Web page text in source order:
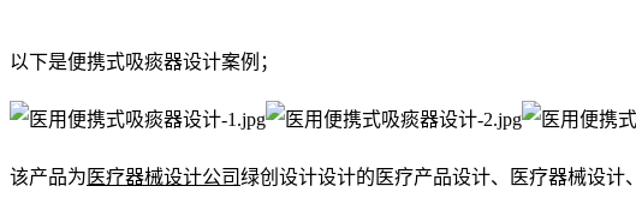
以下是便携式吸痰器设计案例；
该产品为 医疗器械设计公司绿创设计设计的医疗产品设计、 医疗器械设计、